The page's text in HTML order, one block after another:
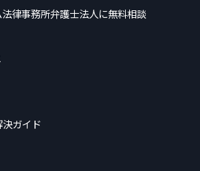
律事務所弁護士法人に無料相談
ガイド